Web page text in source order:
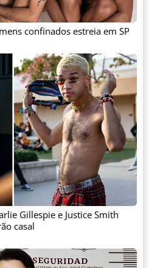
confinados estreia em SP
Gillespie e Justice Smith
casal